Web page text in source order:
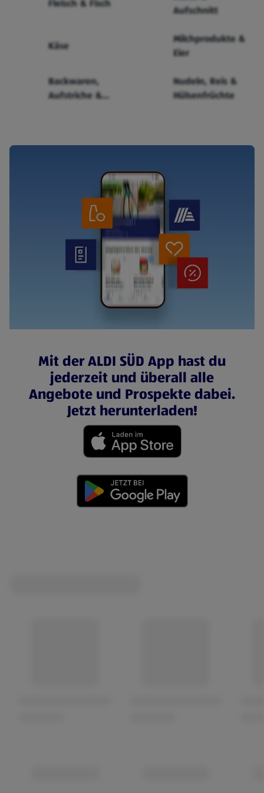
Fleisch & Fisch
Aufschnitt
Käse
Milchprodukte &
Eier
Backwaren,
Aufstriche &
Nudeln, Reis &
Hülsenfrüchte
Mit der ALDI SÜD App hast du
jederzeit und überall alle
Angebote und Prospekte dabei.
Jetzt herunterladen!